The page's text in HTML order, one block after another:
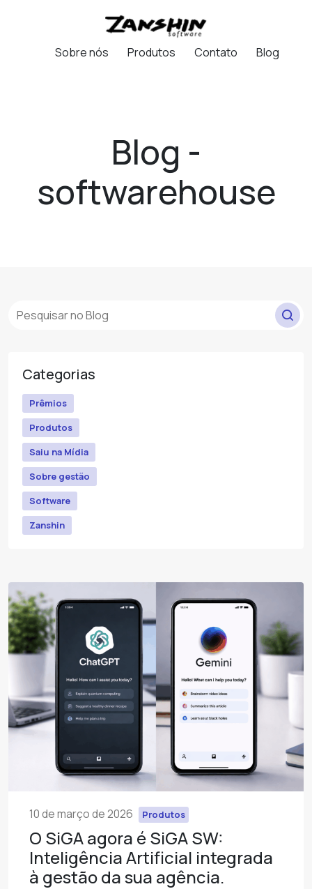
Sobre nós Produtos Contato Blog
Blog -
softwarehouse
Categorias
Prêmios
Produtos
Saiu na Mídia
Sobre gestão
Software
Zanshin
10 de março de 2026 Produtos
O SiGA agora é SiGA SW:
Inteligência Artificial integrada
à gestão da sua agência.